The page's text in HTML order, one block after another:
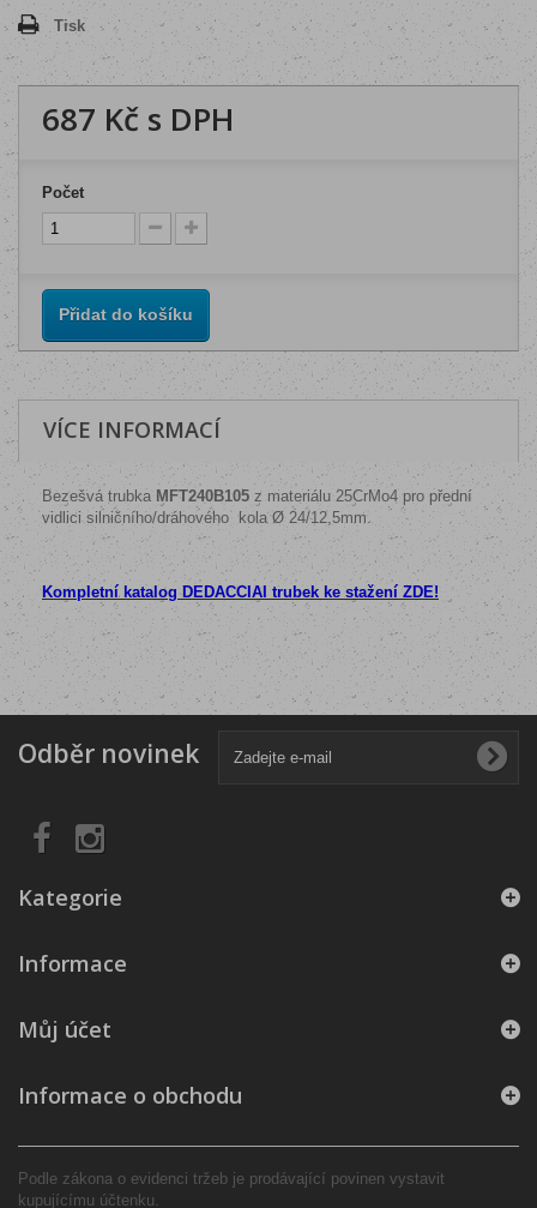
Tisk
687 Kč s DPH
Počet
Přidat do košíku
VÍCE INFORMACÍ
Bezešvá trubka MFT240B105 z materiálu 25CrMo4 pro přední
vidlici silničního/dráhového kolaØ 24/12,5mm.
Kompletní katalog DEDACCIAI trubek ke stažení ZDE!
Odběr novinek
Kategorie
Informace
Můj účet
Informace o obchodu
Podle zákona o evidenci tržeb je prodávající povinen vystavit
kupujícímu účtenku.